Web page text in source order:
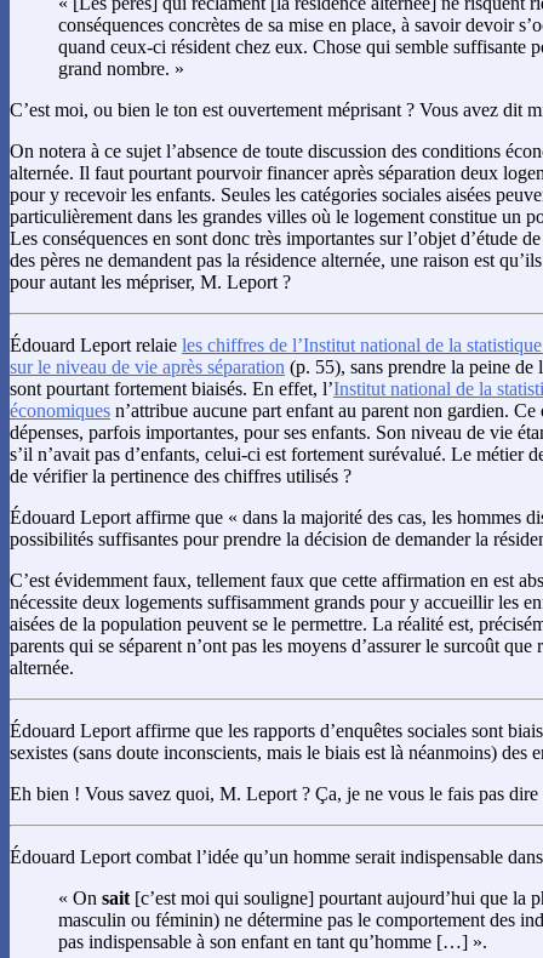
conséquences concrètes de sa mise en place, à savoir devoir
quand ceux-ci résident chez eux. Chose qui semble suffisante
grand nombre. »
C’est moi, ou bien le ton est ouvertement méprisant ? Vous avez dit
On notera à ce sujet l’absence de toute discussion des conditions
alternée. Il faut pourtant pourvoir financer après séparation deux
pour y recevoir les enfants. Seules les catégories sociales aisées
particulièrement dans les grandes villes où le logement constitue un
Les conséquences en sont donc très importantes sur l’objet d’étude
des pères ne demandent pas la résidence alternée, une raison est
pour autant les mépriser, M. Leport ?
Édouard Leport relaie les chiffres de l’Institut national de la
sur le niveau de vie après séparation (p. 55), sans prendre la peine de
sont pourtant fortement biaisés. En effet, l’Institut national de la
économiques n’attribue aucune part enfant au parent non gardien. Ce
dépenses, parfois importantes, pour ses enfants. Son niveau de vie
s’il n’avait pas d’enfants, celui-ci est fortement surévalué. Le métier
de vérifier la pertinence des chiffres utilisés ?
Édouard Leport affirme que « dans la majorité des cas, les hommes
possibilités suffisantes pour prendre la décision de demander la
C’est évidemment faux, tellement faux que cette affirmation en est
nécessite deux logements suffisamment grands pour y accueillir les
aisées de la population peuvent se le permettre. La réalité est,
parents qui se séparent n’ont pas les moyens d’assurer le surcoût que
alternée.
Édouard Leport affirme que les rapports d’enquêtes sociales sont
sexistes (sans doute inconscients, mais le biais est là néanmoins) des
Eh bien ! Vous savez quoi, M. Leport ? Ça, je ne vous le fais pas dire
Édouard Leport combat l’idée qu’un homme serait indispensable
« On sait [c’est moi qui souligne] pourtant aujourd’hui que la
masculin ou féminin) ne détermine pas le comportement des
pas indispensable à son enfant en tant qu’homme […] ».